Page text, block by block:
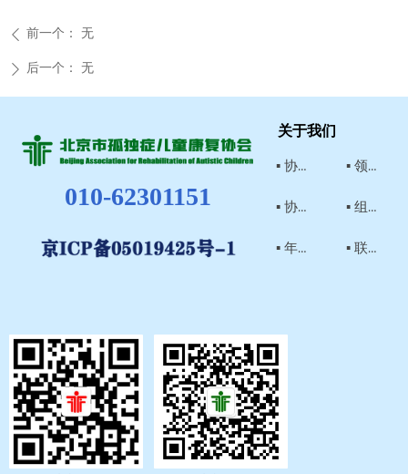
ꄴ 前一个： 无
ꄲ 后一个： 无
010-62301151
关于我们
▪ 协会简介
▪ 协会章程
▪ 年检结论
▪ 领导介绍
▪ 组织结构
▪ 联系我们